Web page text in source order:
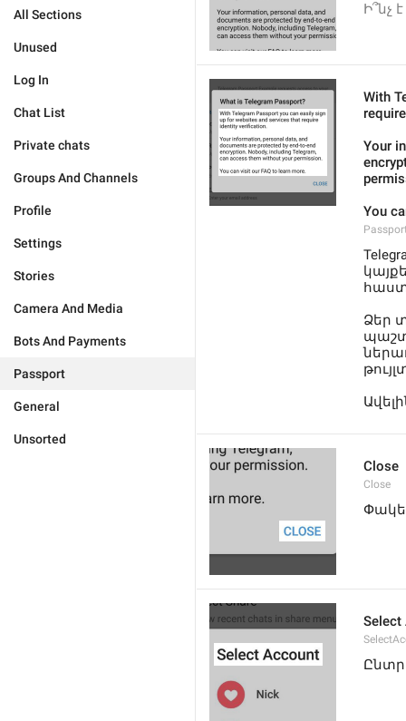
All Sections
Unused
Log In
Chat List
Private chats
Groups And Channels
Profile
Settings
Stories
Camera And Media
Bots And Payments
Passport
General
Unsorted
Ի՞նչ
With
Your
You
Ձեր
Close
Close
Select